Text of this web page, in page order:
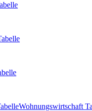
Wohnungswirtschaft